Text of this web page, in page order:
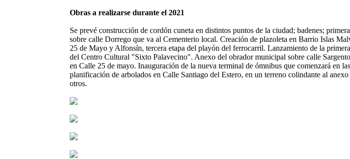
Obras a realizarse durante el 2021
Se prevé construcción de cordón cuneta en distintos puntos de la ciudad; badenes;
sobre calle Dorrego que va al Cementerio local. Creación de plazoleta en Barrio Islas
25 de Mayo y Alfonsín, tercera etapa del playón del ferrocarril. Lanzamiento de la
del Centro Cultural "Sixto Palavecino". Anexo del obrador municipal sobre calle
en Calle 25 de mayo. Inauguración de la nueva terminal de ómnibus que comenzará en
planificación de arbolados en Calle Santiago del Estero, en un terreno colindante al
otros.